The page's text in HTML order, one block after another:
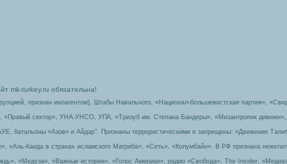
mk-turkey.ru обязательна!
признан иноагентом), Штабы Навального, «Национал-большевистская партия»,
«Правый сектор», УНА-УНСО, УПА, «Тризуб им. Степана Бандеры», «Мизантропик
батальоны «Азов» и Айдар″. Признаны террористическими и запрещены: «Движение
Каида в странах исламского Магриба», «Сеть», «Колумбайн». В РФ признана
«Медуза», «Важные истории», «Голос Америки», радио «Свобода», The Insider,